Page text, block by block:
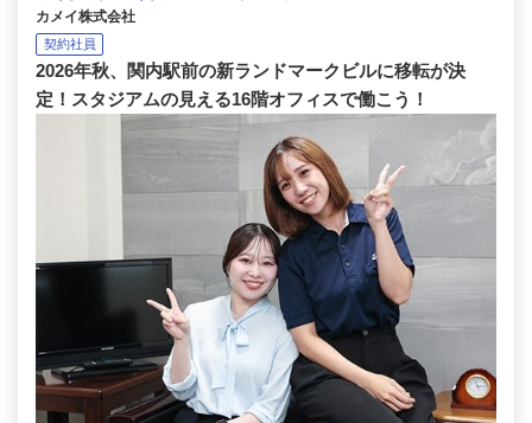
カメイ株式会社
契約社員
2026年秋、関内駅前の新ランドマークビルに移転が決
定！スタジアムの見える16階オフィスで働こう！